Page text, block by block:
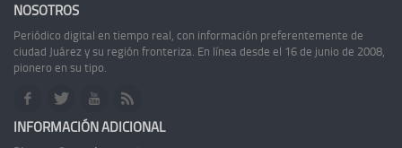
NOSOTROS
Periódico digital en tiempo real, con información preferentemente de
ciudad Juárez y su región fronteriza. En línea desde el 16 de junio de 2008,
pionero en su tipo.
INFORMACIÓN ADICIONAL